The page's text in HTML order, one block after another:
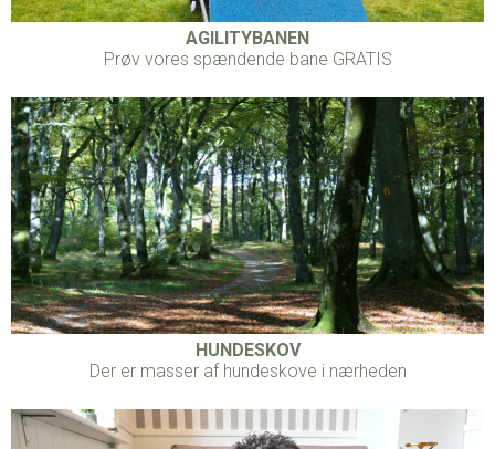
AGILITYBANEN
Prøv vores spændende bane GRATIS
HUNDESKOV
Der er masser af hundeskove i nærheden